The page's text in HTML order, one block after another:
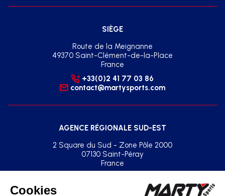
SIÈGE
Route de la Meignanne
49370 Saint-Clément-de-la-Place
France
+33(0)2 41 77 03 86
contact@martysports.com
AGENCE RÉGIONALE SUD-EST
2 Square du Sud - Zone Pôle 2000
07130 Saint-Péray
France
agence.sud.est@martysports.com